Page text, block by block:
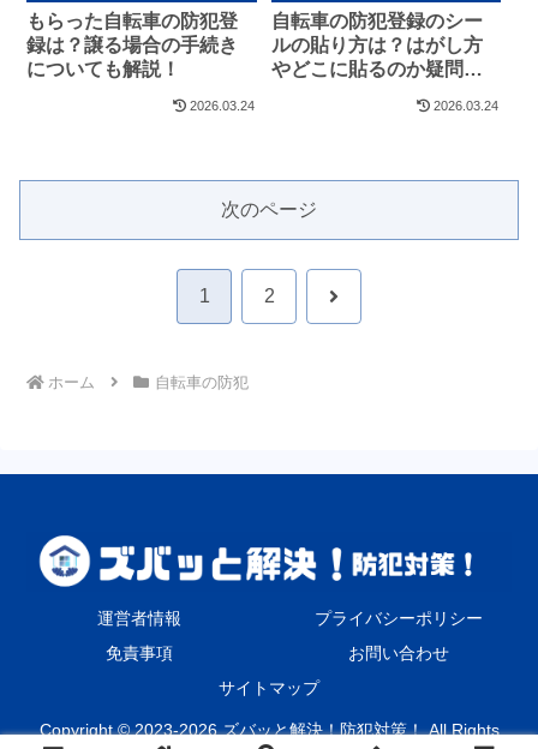
もらった自転車の防犯登
録は？譲る場合の手続き
についても解説！
2026.03.24
自転車の防犯登録のシー
ルの貼り方は？はがし方
やどこに貼るのか疑問を
2026.03.24
次のページ
1 2 次
ホーム 自転車の防犯
運営者情報
プライバシーポリシー
免責事項
お問い合わせ
サイトマップ
Copyright © 2023-2026 ズバッと解決！防犯対策！ All Rights